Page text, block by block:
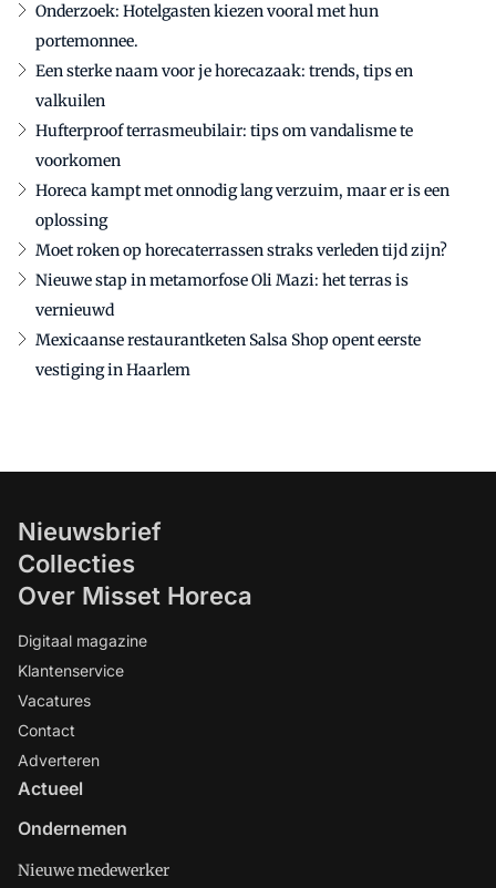
Onderzoek: Hotelgasten kiezen vooral met hun
portemonnee.
Een sterke naam voor je horecazaak: trends, tips en
valkuilen
Hufterproof terrasmeubilair: tips om vandalisme te
voorkomen
Horeca kampt met onnodig lang verzuim, maar er is een
oplossing
Moet roken op horecaterrassen straks verleden tijd zijn?
Nieuwe stap in metamorfose Oli Mazi: het terras is
vernieuwd
Mexicaanse restaurantketen Salsa Shop opent eerste
vestiging in Haarlem
Nieuwsbrief
Collecties
Over Misset Horeca
Digitaal magazine
Klantenservice
Vacatures
Contact
Adverteren
Actueel
Ondernemen
Nieuwe medewerker